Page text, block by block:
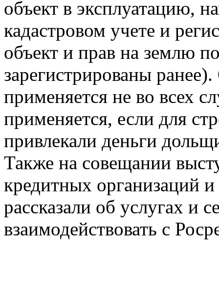
объект в эксплуатацию,
кадастровом учете и
объект и прав на землю
зарегистрированы
применяется не во всех
применяется, если для
привлекали деньги
Также на совещании
кредитных организаций
рассказали об услугах и
взаимодействовать с